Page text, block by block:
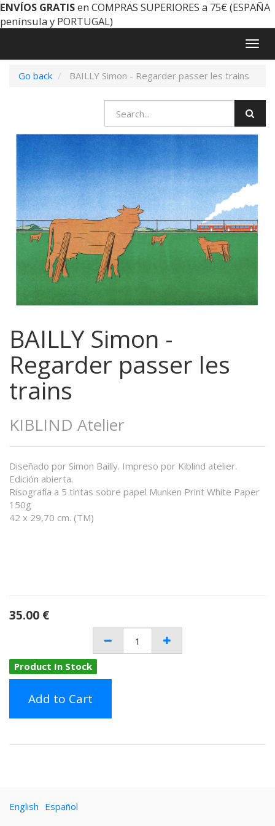
ENVÍOS GRATISen COMPRAS SUPERIORES a 75€ (ESPAÑA
península y PORTUGAL)
Go back
BAILLY Simon - Regarder passer les trains
BAILLY Simon -
Regarder passer les
trains
KIBLIND Atelier
Diseñado por Simon Bailly. Impreso por Kiblind atelier.
Edición abierta.
Risografía a 5 tintas sobre papel Munken Print White Paper
150g
42 x 29,70 cm. (TM)
35.00 €
Product In Stock
Add to Cart
English Español